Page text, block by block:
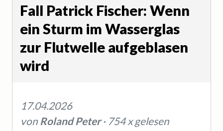
Fall Patrick Fischer: Wenn
ein Sturm im Wasserglas
zur Flutwelle aufgeblasen
wird
17.04.2026
von Roland Peter· 754 x gelesen